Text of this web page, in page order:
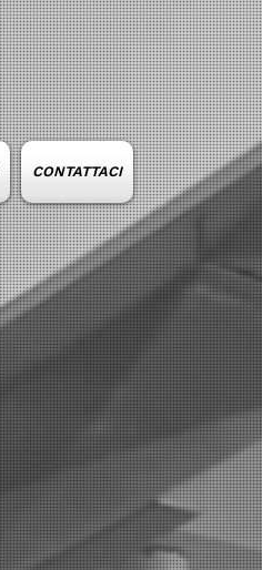
CONTATTACI